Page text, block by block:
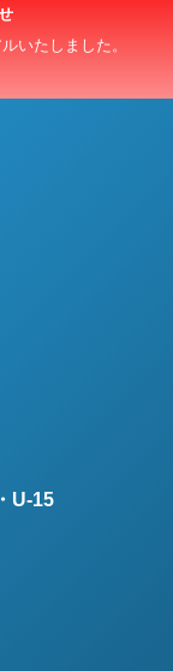
いたしました。
U-15）大会
U-15